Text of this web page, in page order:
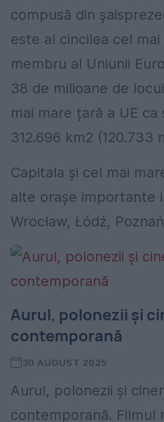
compusă din
este al cincilea cel
membru al Uniunii
38 de milioane de
mai mare țară a UE
312.696 km2 (120.733
Capitala și cel mai
alte orașe importante
Wrocław, Łódź,
Aurul, polonezii și
contemporană
30 AUGUST 2025
Aurul, polonezii și
contemporană. Filmul